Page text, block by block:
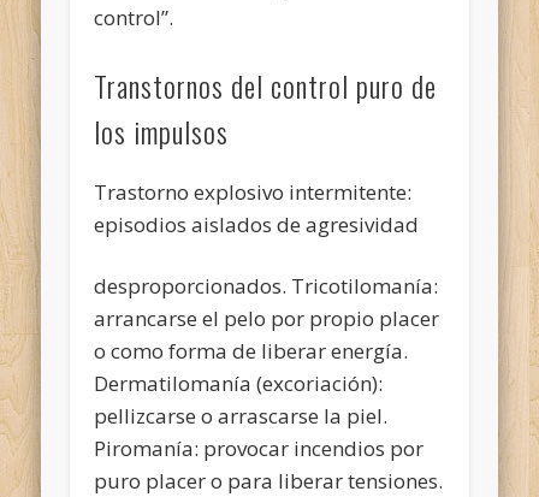
control”.
Transtornos del control puro de
los impulsos
Trastorno explosivo intermitente:
episodios aislados de agresividad
desproporcionados. Tricotilomanía:
arrancarse el pelo por propio placer
o como forma de liberar energía.
Dermatilomanía (excoriación):
pellizcarse o arrascarse la piel.
Piromanía: provocar incendios por
puro placer o para liberar tensiones.